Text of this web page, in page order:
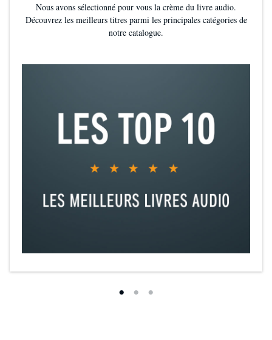
Nous avons sélectionné pour vous la crème du livre audio.
Découvrez les meilleurs titres parmi les principales catégories de
notre catalogue.